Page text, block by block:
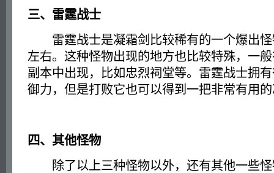
三、雷霆战士
雷霆战士是凝霜剑比较稀有的一个爆出怪
左右。这种怪物出现的地方也比较特殊，一
副本中出现，比如忠烈祠堂等。雷霆战士拥
御力，但是打败它也可以得到一把非常有用
四、其他怪物
除了以上三种怪物以外，还有其他一些怪